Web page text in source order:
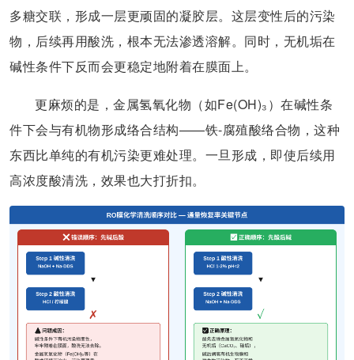
多糖交联，形成一层更顽固的凝胶层。这层变性后的污染
物，后续再用酸洗，根本无法渗透溶解。同时，无机垢在
碱性条件下反而会更稳定地附着在膜面上。
更麻烦的是，金属氢氧化物（如Fe(OH)₃）在碱性条
件下会与有机物形成络合结构——铁-腐殖酸络合物，这种
东西比单纯的有机污染更难处理。一旦形成，即使后续用
高浓度酸清洗，效果也大打折扣。